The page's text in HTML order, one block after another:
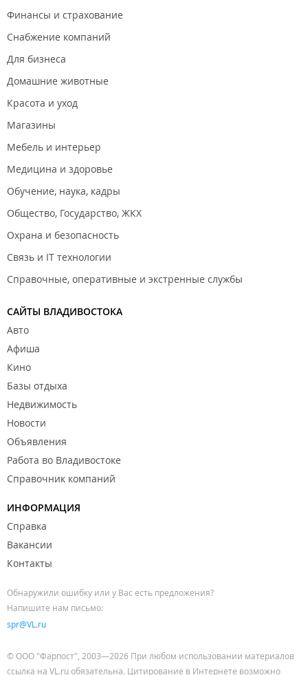
Финансы и страхование
Снабжение компаний
Для бизнеса
Домашние животные
Красота и уход
Магазины
Мебель и интерьер
Медицина и здоровье
Обучение, наука, кадры
Общество, Государство, ЖКХ
Охрана и безопасность
Связь и IT технологии
Справочные, оперативные и экстренные службы
САЙТЫ ВЛАДИВОСТОКА
Авто
Афиша
Кино
Базы отдыха
Недвижимость
Новости
Объявления
Работа во Владивостоке
Справочник компаний
ИНФОРМАЦИЯ
Справка
Вакансии
Контакты
Обнаружили ошибку или у Вас есть предложения?
Напишите нам письмо:
spr@VL.ru
© ООО "Фарпост", 2003—2026 При любом использовании материалов
ссылка на VL.ru обязательна. Цитирование в Интернете возможно